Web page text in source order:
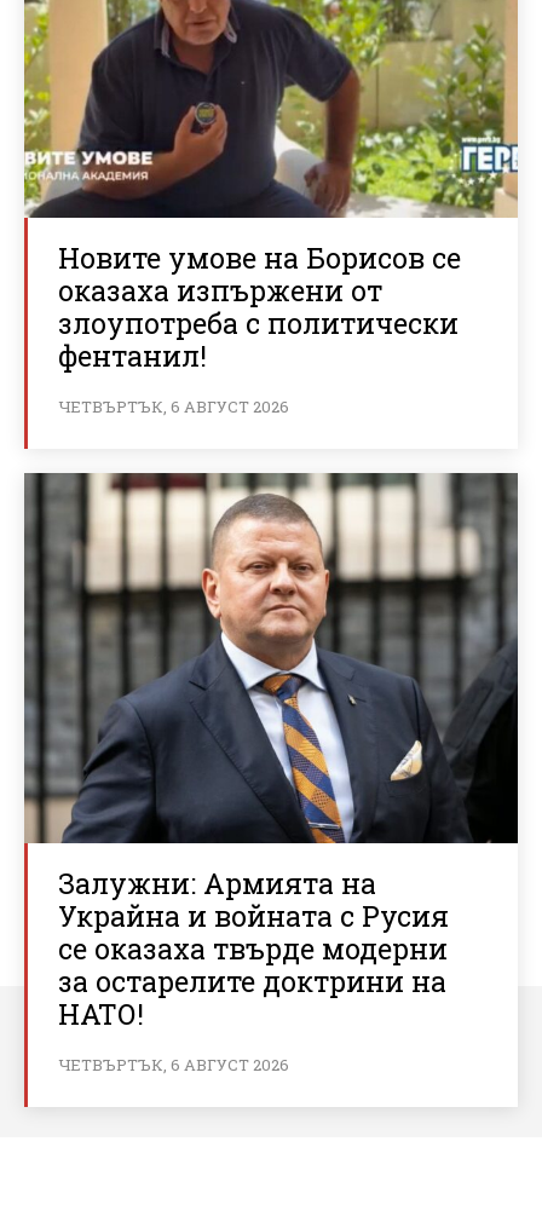
Новите умове на Борисов се
оказаха изпържени от
злоупотреба с политически
фентанил!
ЧЕТВЪРТЪК, 6 АВГУСТ 2026
Залужни: Армията на
Украйна и войната с Русия
се оказаха твърде модерни
за остарелите доктрини на
НАТО!
ЧЕТВЪРТЪК, 6 АВГУСТ 2026